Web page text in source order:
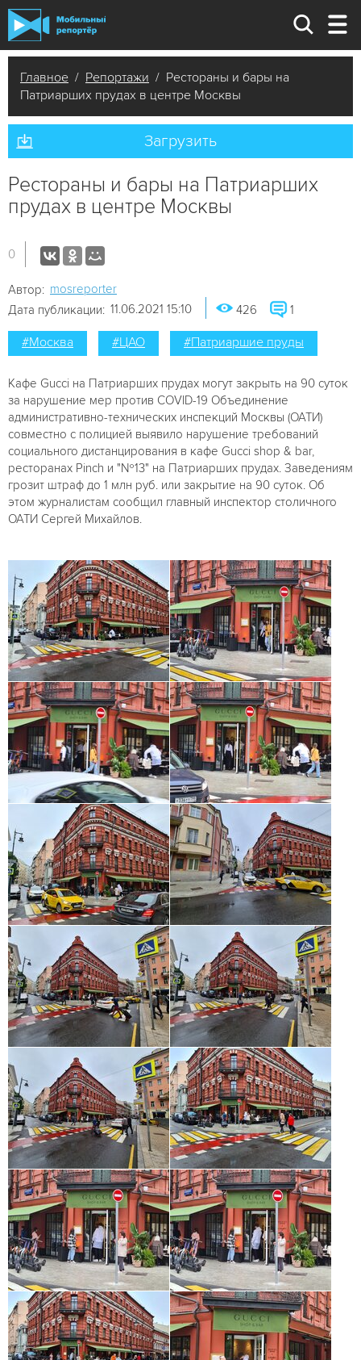
Главное / Репортажи / Рестораны и бары на
Патриарших прудах в центре Москвы
Загрузить
Рестораны и бары на Патриарших
прудах в центре Москвы
0
Автор: mosreporter
Дата публикации: 11.06.2021 15:10 426 1
#Москва #ЦАО #Патриаршие пруды
Кафе Gucci на Патриарших прудах могут закрыть на 90 суток
за нарушение мер против COVID-19 Объединение
административно-технических инспекций Москвы (ОАТИ)
совместно с полицией выявило нарушение требований
социального дистанцирования в кафе Gucci shop & bar,
ресторанах Pinch и "№13" на Патриарших прудах. Заведениям
грозит штраф до 1 млн руб. или закрытие на 90 суток. Об
этом журналистам сообщил главный инспектор столичного
ОАТИ Сергей Михайлов.